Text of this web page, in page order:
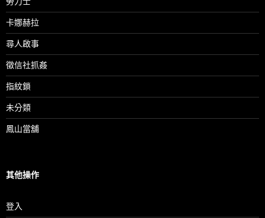
卡娜赫拉
尋人啟事
徵信社抓姦
指紋鎖
未分類
鳳山當舖
其他操作
登入